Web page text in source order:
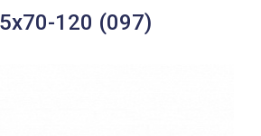
120 (097)